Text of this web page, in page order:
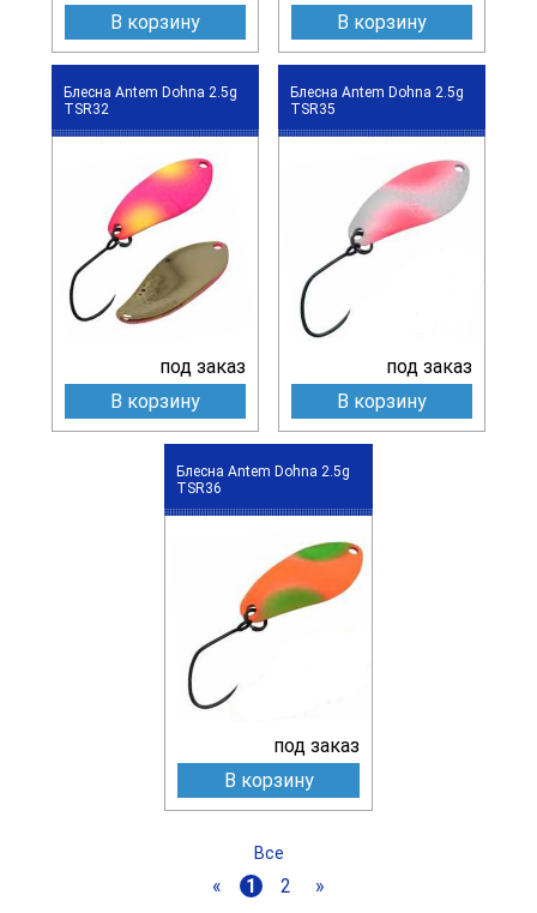
В корзину
В корзину
Блесна Antem Dohna 2.5g
TSR32
под заказ
В корзину
Блесна Antem Dohna 2.5g
TSR35
под заказ
В корзину
Блесна Antem Dohna 2.5g
TSR36
под заказ
В корзину
Все
« 1 2 »